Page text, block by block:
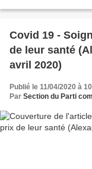
Covid 19 -
de leur santé
avril 2020)
Publié le 11/04/2020 à
Par Section du Parti